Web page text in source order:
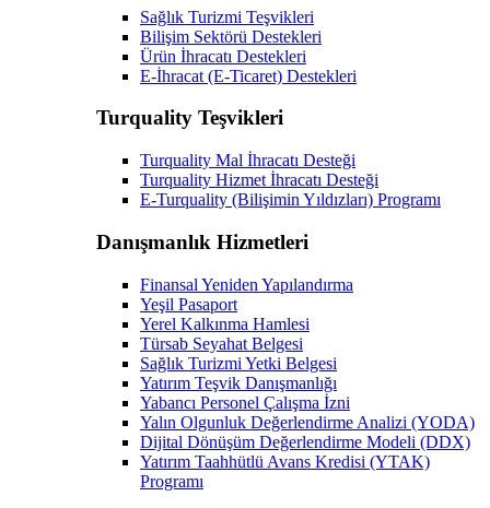
Sağlık Turizmi Teşvikleri
Bilişim Sektörü Destekleri
Ürün İhracatı Destekleri
E-İhracat (E-Ticaret) Destekleri
Turquality Teşvikleri
Turquality Mal İhracatı Desteği
Turquality Hizmet İhracatı Desteği
E-Turquality (Bilişimin Yıldızları) Programı
Danışmanlık Hizmetleri
Finansal Yeniden Yapılandırma
Yeşil Pasaport
Yerel Kalkınma Hamlesi
Türsab Seyahat Belgesi
Sağlık Turizmi Yetki Belgesi
Yatırım Teşvik Danışmanlığı
Yabancı Personel Çalışma İzni
Yalın Olgunluk Değerlendirme Analizi (YODA)
Dijital Dönüşüm Değerlendirme Modeli (DDX)
Yatırım Taahhütlü Avans Kredisi (YTAK)
Programı